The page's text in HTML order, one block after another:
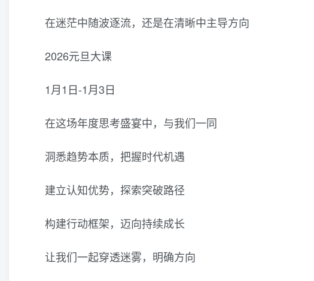
在迷茫中随波逐流，还是在清晰中主导方向
2026元旦大课
1月1日-1月3日
在这场年度思考盛宴中，与我们一同
洞悉趋势本质，把握时代机遇
建立认知优势，探索突破路径
构建行动框架，迈向持续成长
让我们一起穿透迷雾，明确方向